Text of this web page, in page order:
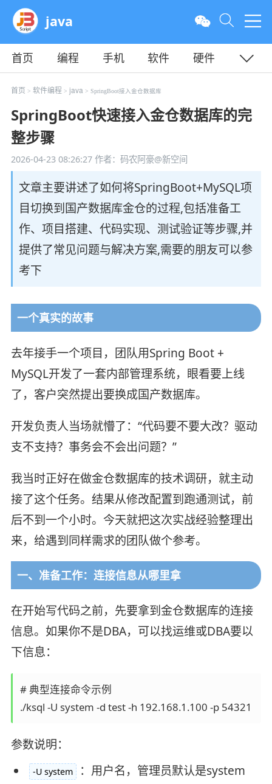
java
首页 编程 手机 软件
硬件
教程
平面 服务器
首页 > 软件编程 > java> SpringBoot接入金仓数据库
SpringBoot快速接入金仓数据库的完
整步骤
2026-04-23 08:26:27作者：码农阿豪@新空间
文章主要讲述了如何将SpringBoot+MySQL项
目切换到国产数据库金仓的过程,包括准备工
作、项目搭建、代码实现、测试验证等步骤,并
提供了常见问题与解决方案,需要的朋友可以参
考下
一个真实的故事
去年接手一个项目，团队用Spring Boot +
MySQL开发了一套内部管理系统，眼看要上线
了，客户突然提出要换成国产数据库。
开发负责人当场就懵了：“代码要不要大改？驱动
支不支持？事务会不会出问题？”
我当时正好在做金仓数据库的技术调研，就主动
接了这个任务。结果从修改配置到跑通测试，前
后不到一个小时。今天就把这次实战经验整理出
来，给遇到同样需求的团队做个参考。
一、准备工作：连接信息从哪里拿
在开始写代码之前，先要拿到金仓数据库的连接
信息。如果你不是DBA，可以找运维或DBA要以
下信息：
# 典型连接命令示例
./ksql -U system -d test -h 192.168.1.100 -p 54321
参数说明：
-U system ：用户名，管理员默认是system